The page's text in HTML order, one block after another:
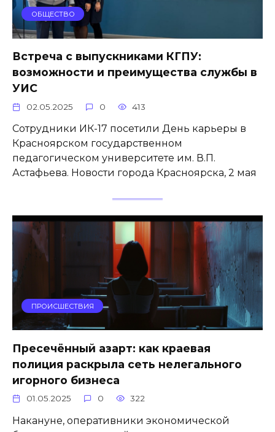
ОБЩЕСТВО
Встреча с выпускниками КГПУ:
возможности и преимущества службы в
УИС
02.05.2025 0 413
Сотрудники ИК-17 посетили День карьеры в
Красноярском государственном
педагогическом университете им. В.П.
Астафьева. Новости города Красноярска, 2 мая
ПРОИСШЕСТВИЯ
Пресечённый азарт: как краевая
полиция раскрыла сеть нелегального
игорного бизнеса
01.05.2025 0 322
Накануне, оперативники экономической